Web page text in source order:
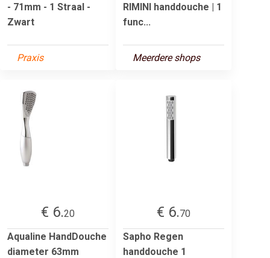
- 71mm - 1 Straal -
Zwart
Praxis
RIMINI handdouche | 1
func...
Meerdere shops
€ 6.20
Aqualine HandDouche
diameter 63mm
€ 6.70
Sapho Regen
handdouche 1